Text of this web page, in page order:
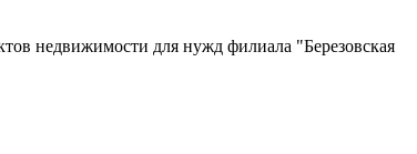
недвижимости для нужд филиала "Березовская